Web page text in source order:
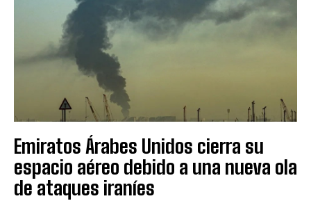
Emiratos Árabes Unidos cierra su
espacio aéreo debido a una nueva ola
de ataques iraníes